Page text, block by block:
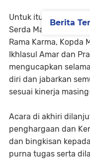
Untuk itu, kepada
Serda Maidi
Rama Karma, Kopda
Ikhlasul Amar dan
mengucapkan
diri dan jabarkan
sesuai kinerja
Acara di akhiri
penghargaan dan
dan bingkisan
purna tugas serta
Berita